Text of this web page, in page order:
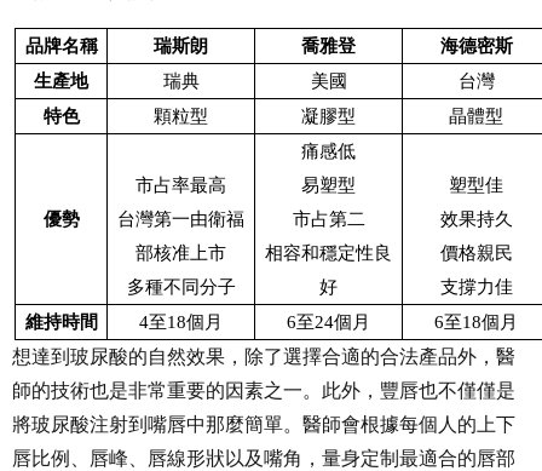
品牌名稱 瑞斯朗 喬雅登
海德密斯
生產地
瑞典 美國
台灣
特色
顆粒型 凝膠型 晶體型
優勢
市占率最高
台灣第一由衛福
部核准上市
多種不同分子
痛感低
易塑型
市占第二
相容和穩定性良
好
塑型佳
效果持久
價格親民
支撐力佳
維持時間
4至18個月 6至24個月 6至18個月
想達到玻尿酸的自然效果，除了選擇合適的合法產品外，醫
師的技術也是非常重要的因素之一。此外，豐唇也不僅僅是
將玻尿酸注射到嘴唇中那麼簡單。醫師會根據每個人的上下
唇比例、唇峰、唇線形狀以及嘴角，量身定制最適合的唇部